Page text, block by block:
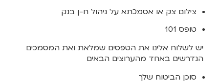
צילום צק או אסמכתא על ניהול ח-ן בנק
טופס 101
יש לשלוח אלינו את הטפסים שמלאת ואת המסמכים
הנדרשים באחד מהערוצים הבאים
סוכן הביטוח שלך